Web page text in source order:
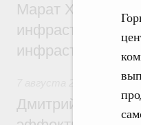
Марат
инфраструктуры
Дмитрий